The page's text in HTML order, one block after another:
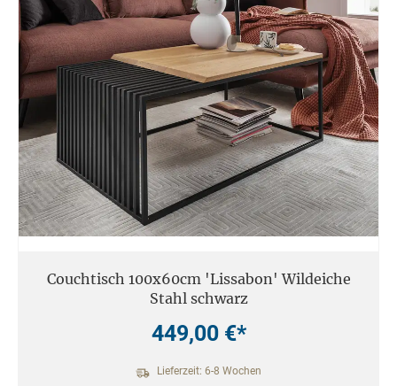
Couchtisch 100x60cm 'Lissabon' Wildeiche
Stahl schwarz
449,00 €*
Lieferzeit: 6-8 Wochen